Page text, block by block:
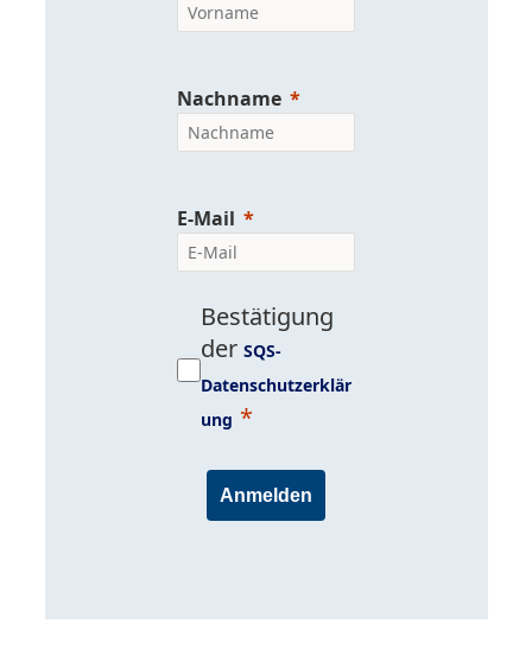
Nachname
E-Mail
Bestätigung
derSQS-
Datenschutzerklär
ung
Anmelden